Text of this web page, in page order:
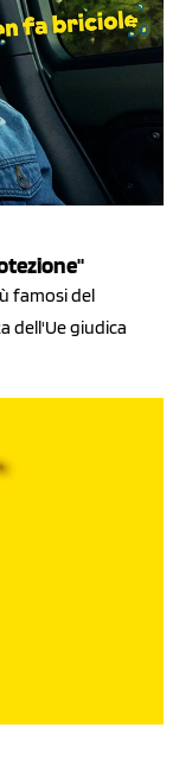
famosi del
dell'Ue giudica